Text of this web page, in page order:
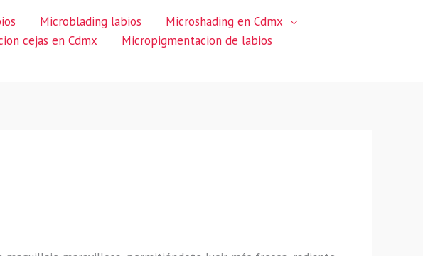
Microblading labios
Microshading en Cdmx
cejas en Cdmx
Micropigmentacion de labios